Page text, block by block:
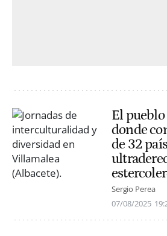
El
donde
de 32
Sergio Perea
07/08/2025